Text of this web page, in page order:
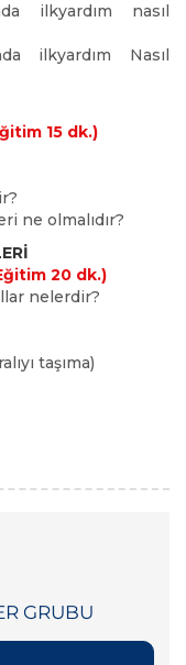
ilkyardım nasıl
ilkyardım Nasıl
15 dk.)
ne olmalıdır?
20 dk.)
nelerdir?
taşıma)